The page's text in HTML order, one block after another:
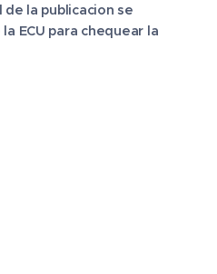
de la publicacion se
ECU para chequear la